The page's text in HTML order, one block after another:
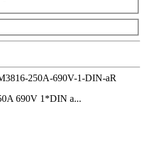
690V 1*DIN a...